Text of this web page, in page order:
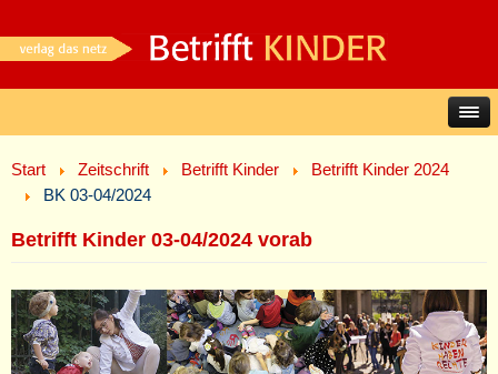
Start Zeitschrift Betrifft Kinder
Betrifft Kinder 2024
BK 03-04/2024
Betrifft Kinder 03-04/2024 vorab